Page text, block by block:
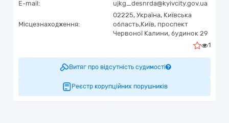
E-mail:
ujkg_desnrda@kyivcity.gov.ua
Місцезнаходження:
02225, Україна, Київська
область,Київ, проспект
Червоної Калини, будинок 29
1
Витяг про відсутність судимості
Реєстр корупційних порушників